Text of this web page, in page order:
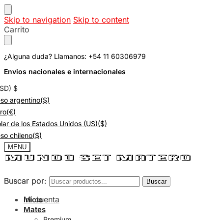
Skip to navigation Skip to content
Carrito
¿Alguna duda? Llamanos: +54 11 60306979
Envios nacionales e internacionales
$
argentino($)
(€)
de los Estados Unidos (US)($)
chileno($)
MENU
Buscar por: Buscar
Mi cuenta
Buscar por: Buscar
Inicio
Mates